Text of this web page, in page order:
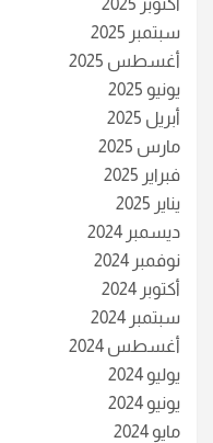
أكتوبر 2025
سبتمبر 2025
أغسطس 2025
يونيو 2025
أبريل 2025
مارس 2025
فبراير 2025
يناير 2025
ديسمبر 2024
نوفمبر 2024
أكتوبر 2024
سبتمبر 2024
أغسطس 2024
يوليو 2024
يونيو 2024
مايو 2024